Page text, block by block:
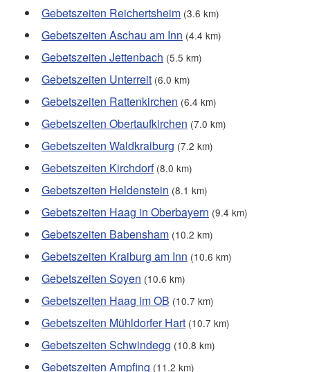
Gebetszeiten Reichertsheim (3.6 km)
Gebetszeiten Aschau am Inn (4.4 km)
Gebetszeiten Jettenbach (5.5 km)
Gebetszeiten Unterreit (6.0 km)
Gebetszeiten Rattenkirchen (6.4 km)
Gebetszeiten Obertaufkirchen (7.0 km)
Gebetszeiten Waldkraiburg (7.2 km)
Gebetszeiten Kirchdorf (8.0 km)
Gebetszeiten Heldenstein (8.1 km)
Gebetszeiten Haag in Oberbayern (9.4 km)
Gebetszeiten Babensham (10.2 km)
Gebetszeiten Kraiburg am Inn (10.6 km)
Gebetszeiten Soyen (10.6 km)
Gebetszeiten Haag im OB (10.7 km)
Gebetszeiten Mühldorfer Hart (10.7 km)
Gebetszeiten Schwindegg (10.8 km)
Gebetszeiten Ampfing (11.2 km)